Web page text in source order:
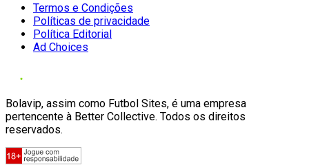
Termos e Condições
Políticas de privacidade
Política Editorial
Ad Choices
Bolavip, assim como Futbol Sites, é uma empresa
pertencente à Better Collective. Todos os direitos
reservados.